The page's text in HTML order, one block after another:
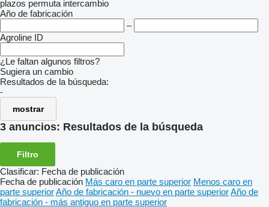
plazos permuta intercambio
Año de fabricación
–
Agroline ID
¿Le faltan algunos filtros?
Sugiera un cambio
Resultados de la búsqueda:
-
mostrar
3 anuncios: Resultados de la búsqueda
Filtro
Clasificar: Fecha de publicación
Fecha de publicación Más caro en parte superior Menos caro en
parte superiorAño de fabricación - nuevo en parte superiorAño de
fabricación - más antiguo en parte superior